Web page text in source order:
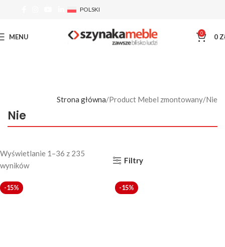
POLSKI
MENU 0 0
Nie
Strona główna Product Mebel zmontowany Nie
Wyświetlanie 1–36 z 235
wyników
Filtry
-15% -15%